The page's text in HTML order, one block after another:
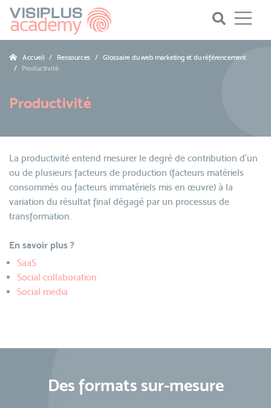
Accueil Ressources
Glossaire du web marketing et du référencement
Productivité
Productivité
La productivité entend mesurer le degré de contribution d'un
ou de plusieurs facteurs de production (facteurs matériels
consommés ou facteurs immatériels mis en œuvre) à la
variation du résultat final dégagé par un processus de
transformation.
En savoir plus ?
SaaS
Social collaboration
Social media
Des formats sur-mesure